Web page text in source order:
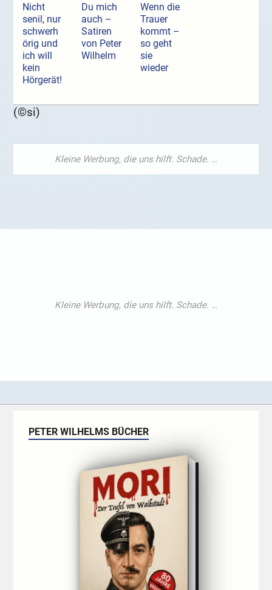
Nicht
senil, nur
schwerh
örig und
ich will
kein
Hörgerät!
Du mich
auch –
Satiren
von Peter
Wilhelm
Wenn die
Trauer
kommt –
so geht
sie
wieder
(©si)
PETER WILHELMS BÜCHER